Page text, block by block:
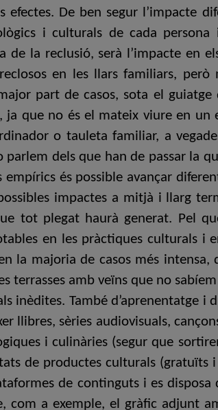
efectes. De ben segur l’impacte
i culturals de cada
la reclusió, serà l’impacte en
en les llars familiars,
part de casos, sota el
ja que no és el mateix viure en
o tauleta familiar, a
dels que han de passar la
empírics és possible avançar
impactes a mitjà i llarg
tot plegat haurà generat. Pel
en les pràctiques culturals i
la majoria de casos més
terrasses amb veïns que no
inèdites. També d’aprenentatge i
llibres, sèries audiovisuals,
i culinàries (segur que
de productes culturals (gratuïts
de continguts i es
com a exemple, el gràfic adjunt